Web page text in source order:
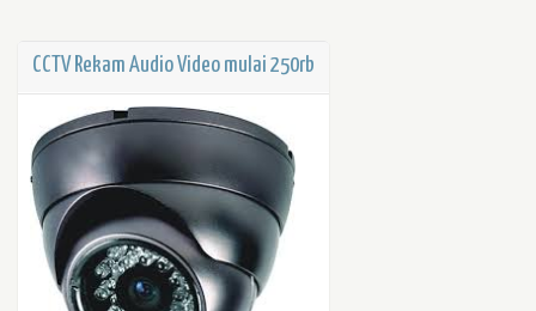
CCTV Rekam Audio Video mulai 250rb